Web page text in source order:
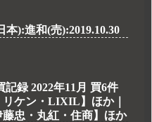
本):進和(売):2019.10.30
記録 2022年11月 買6件
リケン・LIXIL】ほか｜
藤忠・丸紅・住商】ほか